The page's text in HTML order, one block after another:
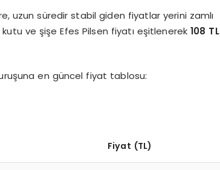
uzun süredir stabil giden fiyatlar yerini zamlı
ve şişe Efes Pilsen fiyatı eşitlenerek108 TL
en güncel fiyat tablosu:
Fiyat (TL)